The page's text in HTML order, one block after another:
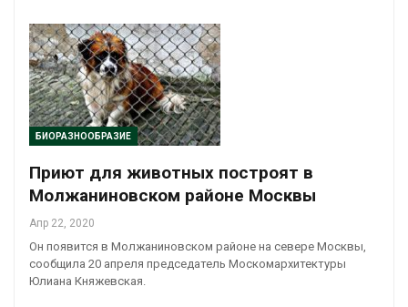
БИОРАЗНООБРАЗИЕ
Приют для животных построят в
Молжаниновском районе Москвы
Апр 22, 2020
Он появится в Молжаниновском районе на севере Москвы,
сообщила 20 апреля председатель Москомархитектуры
Юлиана Княжевская.